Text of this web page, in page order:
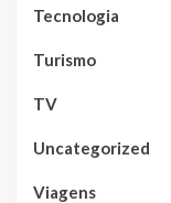
Tecnologia
Turismo
TV
Uncategorized
Viagens